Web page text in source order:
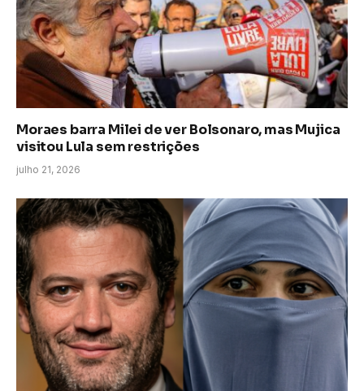
Moraes barra Milei de ver Bolsonaro, mas Mujica
visitou Lula sem restrições
julho 21, 2026